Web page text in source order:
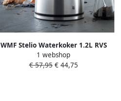
WMF Stelio Waterkoker 1.2L RVS
Compact 2400W
1 webshop
€ 57,95€ 44,75